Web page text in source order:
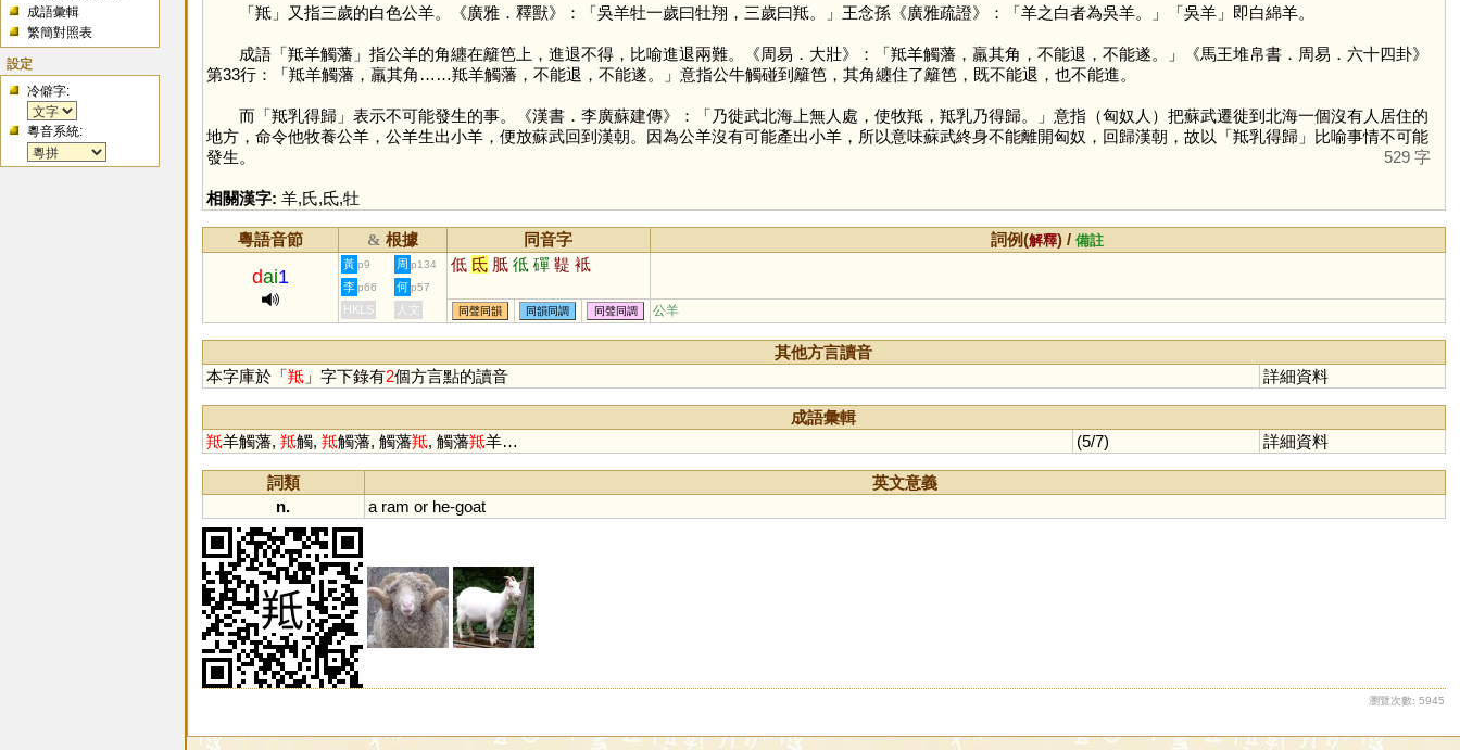
成語彙輯
繁簡對照表
設定
冷僻字:
粵音系統:
「羝」又指三歲的白色公羊。《廣雅．釋獸》：「吳羊牡一歲曰牡翔，三歲曰羝。」王念孫《廣雅疏證》：「羊之白者為吳羊。」「吳羊」即白綿羊。
成語「羝羊觸藩」指公羊的角纏在籬笆上，進退不得，比喻進退兩難。《周易．大壯》：「羝羊觸藩，羸其角，不能退，不能遂。」《馬王堆帛書．周易．六十四卦》
第33行：「羝羊觸藩，羸其角……羝羊觸藩，不能退，不能遂。」意指公牛觸碰到籬笆，其角纏住了籬笆，既不能退，也不能進。
而「羝乳得歸」表示不可能發生的事。《漢書．李廣蘇建傳》：「乃徙武北海上無人處，使牧羝，羝乳乃得歸。」意指（匈奴人）把蘇武遷徙到北海一個沒有人居住的
地方，命令他牧養公羊，公羊生出小羊，便放蘇武回到漢朝。因為公羊沒有可能產出小羊，所以意味蘇武終身不能離開匈奴，回歸漢朝，故以「羝乳得歸」比喻事情不可能
發生。
529 字
相關漢字: 羊,氏,氐,牡
粵語音節 & 根據 同音字 詞例(解釋) /備註
dai1
黃 p9 周 p134 低 氐 胝 彽 磾 鞮 袛
李 p66 何 p57
HKLS 人文 同聲同韻 同韻同調 同聲同調 公羊
其他方言讀音
本字庫於「羝」字下錄有2個方言點的讀音 詳細資料
成語彙輯
羝羊觸藩, 羝觸, 羝觸藩, 觸藩羝, 觸藩羝羊… (5/7) 詳細資料
詞類
英文意義
n.
a ram or he-goat
瀏覽次數: 5945